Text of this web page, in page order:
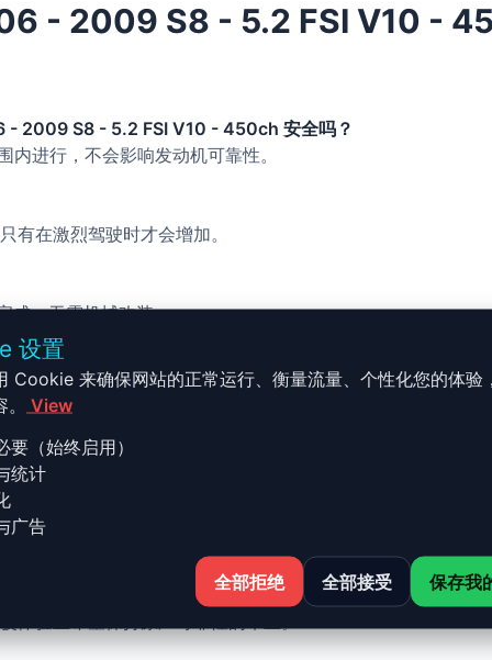
- 2009 S8 - 5.2 FSI V10 -
- 2009 S8 - 5.2 FSI V10 - 450ch 安全吗？
进行，不会影响发动机可靠性。
有在激烈驾驶时才会增加。
成，无需机械改装。
- 2009 S8 - 5.2 FSI V10
- 450ch 的 Stage 1 升级结合了性能、安全与简便性。
设置
Cookie 来确保网站的正常运行、衡量流量、个性化您的体验
View
（始终启用）
统计
广告
全部拒绝 全部接受 保存我